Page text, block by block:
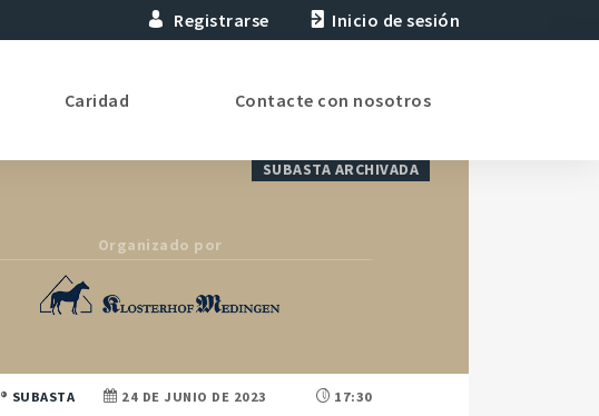
Registrarse Inicio de sesión
Caridad Contacte con nosotros
SUBASTA ARCHIVADA
Organizado por
SUBASTA 24 DE JUNIO DE 2023 17:30